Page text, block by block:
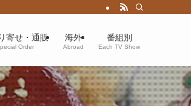
寄せ・通販
Order
海外
Abroad
番組別
Each TV Show